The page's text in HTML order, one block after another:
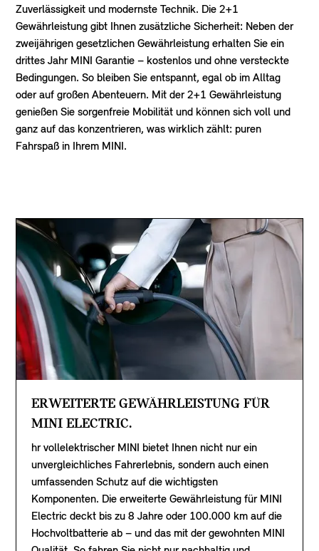
Zuverlässigkeit und modernste Technik. Die 2+1
Gewährleistung gibt Ihnen zusätzliche Sicherheit: Neben der
zweijährigen gesetzlichen Gewährleistung erhalten Sie ein
drittes Jahr MINI Garantie – kostenlos und ohne versteckte
Bedingungen. So bleiben Sie entspannt, egal ob im Alltag
oder auf großen Abenteuern. Mit der 2+1 Gewährleistung
genießen Sie sorgenfreie Mobilität und können sich voll und
ganz auf das konzentrieren, was wirklich zählt: puren
Fahrspaß in Ihrem MINI.
ERWEITERTE GEWÄHRLEISTUNG FÜR
MINI ELECTRIC.
hr vollelektrischer MINI bietet Ihnen nicht nur ein
unvergleichliches Fahrerlebnis, sondern auch einen
umfassenden Schutz auf die wichtigsten
Komponenten. Die erweiterte Gewährleistung für MINI
Electric deckt bis zu 8 Jahre oder 100.000 km auf die
Hochvoltbatterie ab – und das mit der gewohnten MINI